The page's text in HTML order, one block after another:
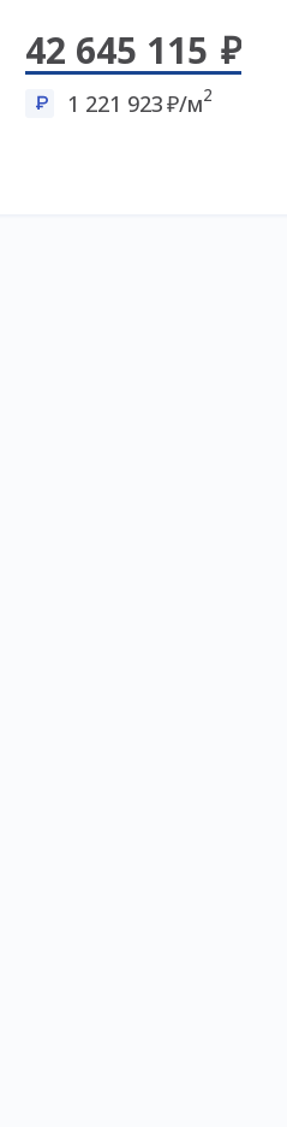
42 645 115
1 221 923 /м2